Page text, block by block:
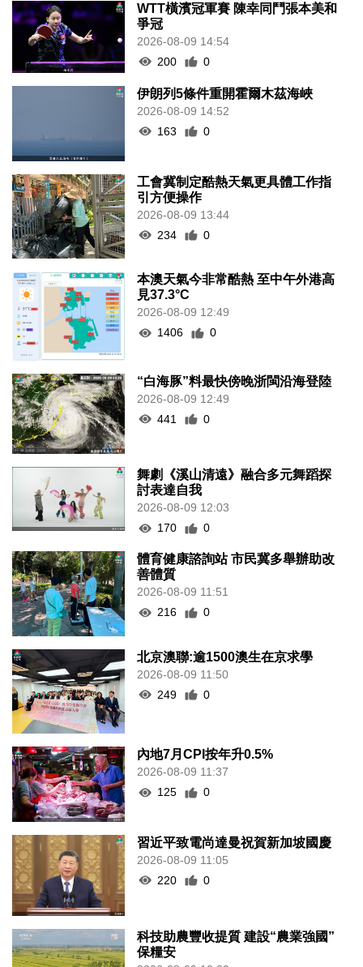
WTT橫濱冠軍賽 陳幸同鬥張本美和
爭冠
2026-08-09 14:54
200
0
伊朗列5條件重開霍爾木茲海峽
2026-08-09 14:52
163
0
工會冀制定酷熱天氣更具體工作指
引方便操作
2026-08-09 13:44
234
0
本澳天氣今非常酷熱 至中午外港高
見37.3°C
2026-08-09 12:49
1406
0
“白海豚”料最快傍晚浙閩沿海登陸
2026-08-09 12:49
441
0
舞劇《溪山清遠》融合多元舞蹈探
討表達自我
2026-08-09 12:03
170
0
體育健康諮詢站 市民冀多舉辦助改
善體質
2026-08-09 11:51
216
0
北京澳聯:逾1500澳生在京求學
2026-08-09 11:50
249
0
內地7月CPI按年升0.5%
2026-08-09 11:37
125
0
習近平致電尚達曼祝賀新加坡國慶
2026-08-09 11:05
220
0
科技助農豐收提質 建設“農業強國”
保糧安